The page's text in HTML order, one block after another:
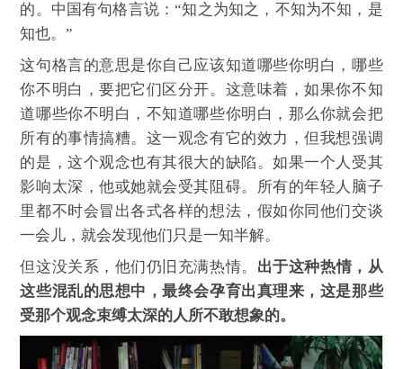
的。中国有句格言说：“知之为知之，不知为不知，是
知也。”
这句格言的意思是你自己应该知道哪些你明白，哪些
你不明白，要把它们区分开。这意味着，如果你不知
道哪些你不明白，不知道哪些你明白，那么你就会把
所有的事情搞糟。这一观念有它的效力，但我想强调
的是，这个观念也有其很大的缺陷。如果一个人受其
影响太深，他或她就会受其阻碍。所有的年轻人脑子
里都不时会冒出各式各样的想法，假如你同他们交谈
一会儿，就会发现他们只是一知半解。
但这没关系，他们仍旧充满热情。 出于这种热情，从
这些混乱的思想中，最终会孕育出真理来，这是那些
受那个观念束缚太深的人所不敢想象的。